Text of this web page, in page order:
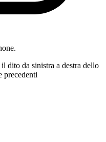
dito da sinistra a destra dello
precedenti